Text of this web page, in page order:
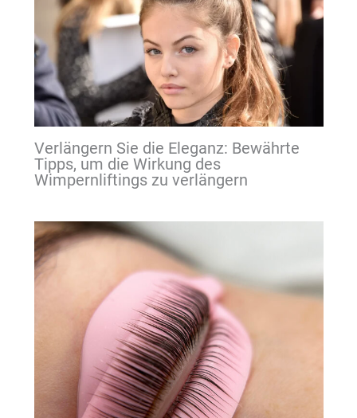
Verlängern Sie die Eleganz: Bewährte
Tipps, um die Wirkung des
Wimpernliftings zu verlängern